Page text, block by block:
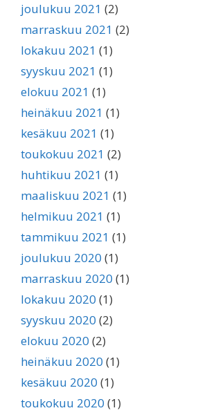
joulukuu 2021 (2)
marraskuu 2021 (2)
lokakuu 2021 (1)
syyskuu 2021 (1)
elokuu 2021 (1)
heinäkuu 2021 (1)
kesäkuu 2021 (1)
toukokuu 2021 (2)
huhtikuu 2021 (1)
maaliskuu 2021 (1)
helmikuu 2021 (1)
tammikuu 2021 (1)
joulukuu 2020 (1)
marraskuu 2020 (1)
lokakuu 2020 (1)
syyskuu 2020 (2)
elokuu 2020 (2)
heinäkuu 2020 (1)
kesäkuu 2020 (1)
toukokuu 2020 (1)